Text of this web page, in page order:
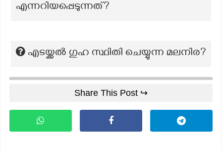
എന്നറിയപ്പെടുന്നത്?
എടയ്ക്കൽ ഗുഹ സ്ഥിതി ചെയ്യുന്ന മലനിര?
Share This Post ↪